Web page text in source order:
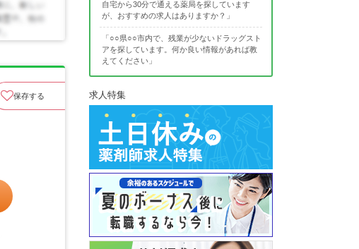
保存する
自宅から30分で通える薬局を探しています
が、おすすめの求人はありますか？」
「○○県○○市内で、残業が少ないドラッグスト
アを探しています。何か良い情報があれば教
えてください」
求人特集